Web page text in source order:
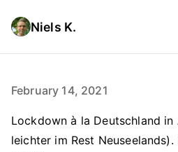
Niels K.
February 14, 2021
Lockdown à la Deutschland
leichter im Rest